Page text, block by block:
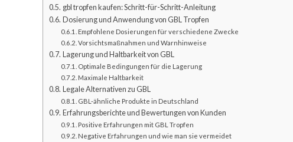
gbl tropfen kaufen: Schritt-für-Schritt-Anleitung
Dosierung und Anwendung von GBL Tropfen
Empfohlene Dosierungen für verschiedene Zwecke
Vorsichtsmaßnahmen und Warnhinweise
Lagerung und Haltbarkeit von GBL
Optimale Bedingungen für die Lagerung
Maximale Haltbarkeit
Legale Alternativen zu GBL
GBL-ähnliche Produkte in Deutschland
Erfahrungsberichte und Bewertungen von Kunden
Positive Erfahrungen mit GBL Tropfen
Negative Erfahrungen und wie man sie vermeidet